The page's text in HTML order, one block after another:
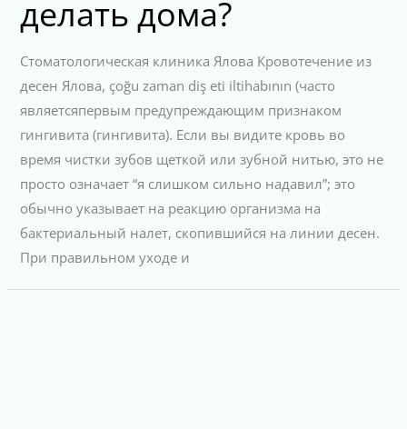
делать дома?
Стоматологическая клиника Ялова Кровотечение из
десен Ялова, çoğu zaman diş eti iltihabının (часто
являетсяпервым предупреждающим признаком
гингивита (гингивита). Если вы видите кровь во
время чистки зубов щеткой или зубной нитью, это не
просто означает “я слишком сильно надавил”; это
обычно указывает на реакцию организма на
бактериальный налет, скопившийся на линии десен.
При правильном уходе и